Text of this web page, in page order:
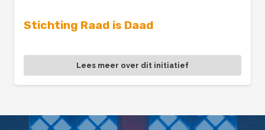
Stichting Raad is Daad
Lees meer over dit initiatief